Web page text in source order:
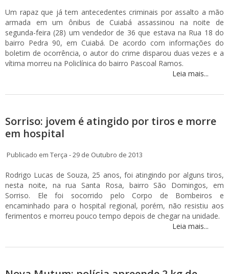
Um rapaz que já tem antecedentes criminais por assalto a mão
armada em um ônibus de Cuiabá assassinou na noite de
segunda-feira (28) um vendedor de 36 que estava na Rua 18 do
bairro Pedra 90, em Cuiabá. De acordo com informações do
boletim de ocorrência, o autor do crime disparou duas vezes e a
vítima morreu na Policlínica do bairro Pascoal Ramos.
Leia mais...
Sorriso: jovem é atingido por tiros e morre
em hospital
Publicado em Terça - 29 de Outubro de 2013
Rodrigo Lucas de Souza, 25 anos, foi atingindo por alguns tiros,
nesta noite, na rua Santa Rosa, bairro São Domingos, em
Sorriso. Ele foi socorrido pelo Corpo de Bombeiros e
encaminhado para o hospital regional, porém, não resistiu aos
ferimentos e morreu pouco tempo depois de chegar na unidade.
Leia mais...